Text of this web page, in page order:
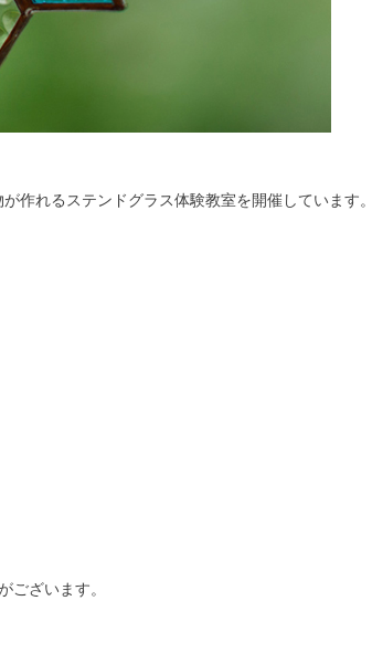
作れるステンドグラス体験教室を開催していま
ございます。